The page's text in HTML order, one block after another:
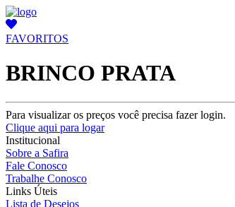
FAVORITOS
BRINCO PRATA
Para visualizar os preços você precisa fazer login.
Clique aqui para logar
Institucional
Sobre a Safira
Fale Conosco
Trabalhe Conosco
Links Úteis
Lista de Desejos